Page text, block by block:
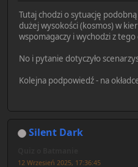
Tutaj chodzi o sytuację
dużej wysokości (kosmos) w
wspomagaczy i wychodzi z tego
No i pytanie dotyczyło
Kolejna podpowiedź - na
Silent Dark
12 Wrzesień 2025, 17:36:45